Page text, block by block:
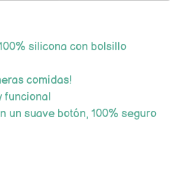
silicona con bolsillo
comidas!
funcional
un suave botón, 100% seguro